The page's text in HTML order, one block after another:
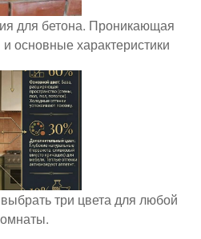
для бетона. Проникающая
основные характеристики
три цвета для любой